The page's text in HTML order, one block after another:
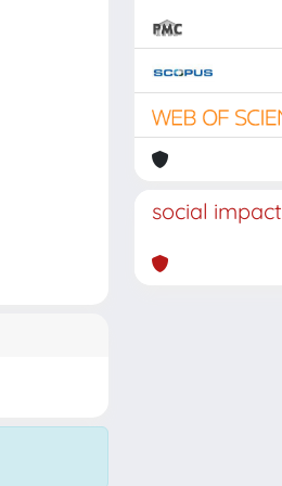
social impact